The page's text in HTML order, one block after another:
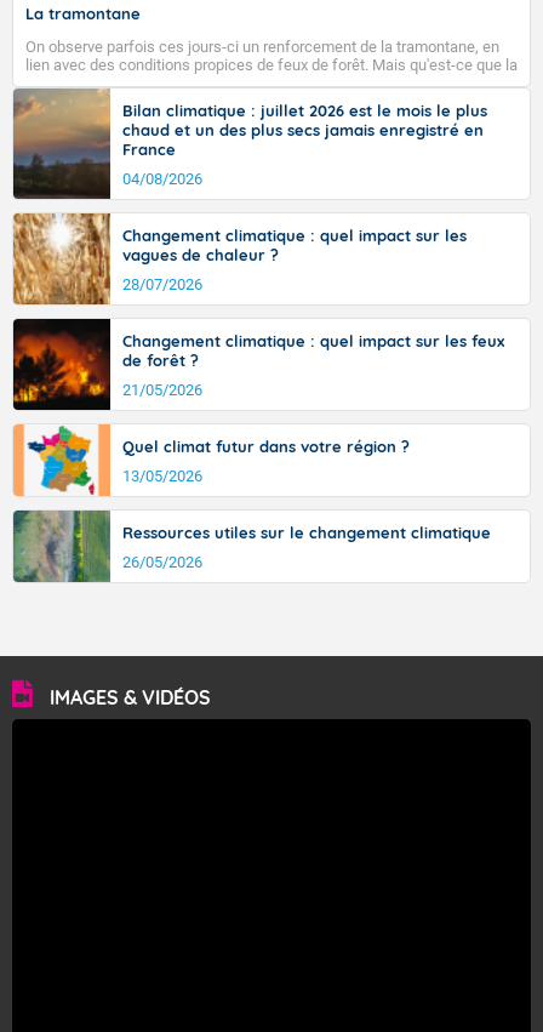
Vent faible.
Pour mardi matin.
Soleil et ciel bleu prédominent.
Températures minimales : 19 degrés.
Vent faible de direction variable.
Pour mardi après-midi.
Risque d'orage en seconde partie de journée ; soleil
prédominant ensuite.
Températures maximales : 33 degrés.
Vent faible.
pays varois et en vallée de la Garonne.
Fermer
La tramontane
On observe parfois ces jours-ci un renforcement de la tramontane, en
lien avec des conditions propices de feux de forêt. Mais qu'est-ce que la
tramontane ? Quelles sont ses caractéristiques ? La tramontane est un
vent turbulent soufflant de secteur nord-ouest à nord, ou ouest à nord-
ouest, dans un secteur qui part du Roussillon à la vallée de l’Aude et à
l’ouest de l’Hérault. L’étymologie de ce vent vient du latin trasmontanus,
signifiant au-delà des monts, en allusion aux régions montagneuses
d’où provient ce vent.
Bilan climatique : juillet 2026 est le mois le plus
chaud et un des plus secs jamais enregistré en
France
04/08/2026
Changement climatique : quel impact sur les
vagues de chaleur ?
28/07/2026
Changement climatique : quel impact sur les feux
de forêt ?
21/05/2026
Quel climat futur dans votre région ?
13/05/2026
Ressources utiles sur le changement climatique
26/05/2026
IMAGES & VIDÉOS